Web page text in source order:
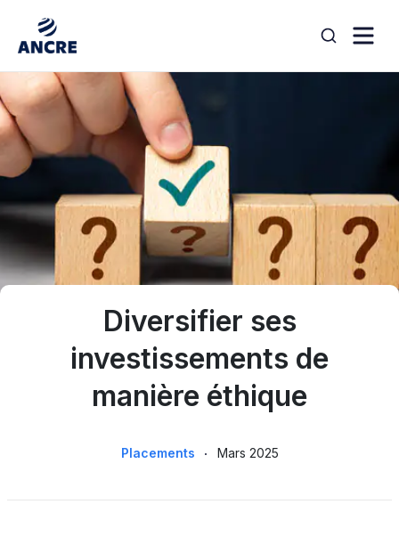
Diversifier ses
investissements de
manière éthique
Placements Mars 2025